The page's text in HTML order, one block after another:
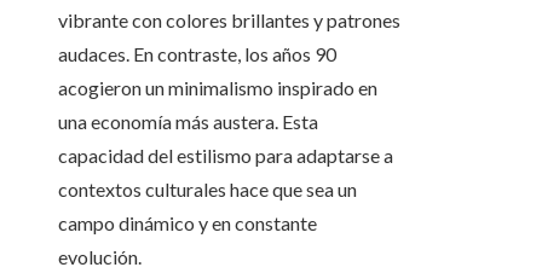
vibrante con colores brillantes y patrones
audaces. En contraste, los años 90
acogieron un minimalismo inspirado en
una economía más austera. Esta
capacidad del estilismo para adaptarse a
contextos culturales hace que sea un
campo dinámico y en constante
evolución.